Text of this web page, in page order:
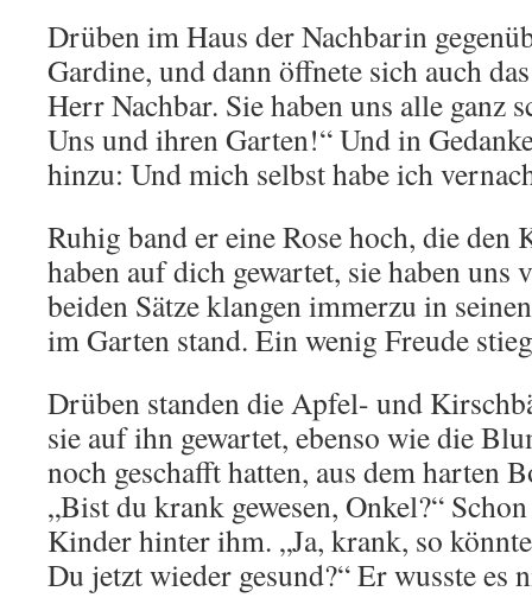
Drüben im Haus der Nachbarin
Gardine, und dann öffnete sich auch
Herr Nachbar. Sie haben uns alle ganz
Uns und ihren Garten!“ Und in
hinzu: Und mich selbst habe ich
Ruhig band er eine Rose hoch, die den
haben auf dich gewartet, sie haben uns
beiden Sätze klangen immerzu in
im Garten stand. Ein wenig Freude
Drüben standen die Apfel- und
sie auf ihn gewartet, ebenso wie die
noch geschafft hatten, aus dem harten
„Bist du krank gewesen, Onkel?“
Kinder hinter ihm. „Ja, krank, so
Du jetzt wieder gesund?“ Er wusste es